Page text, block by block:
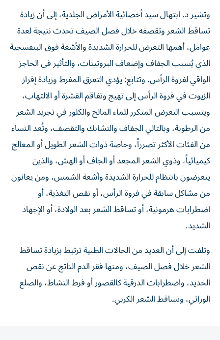
وتشير د. ابتهال سيد أخصائية الأمراض الجلدية، إلى أن زيادة
تساقط الشعر وتقصفه خلال فصل الصيف تحدث نتيجة لعدة
عوامل، أهمها التعرض للحرارة الشديدة والأشعة فوق البنفسجية
الذي يُسبب الجفاف وإضعاف البروتينات، والتأثير في الحاجز
الواقي لفروة الرأس. وتتابع: يؤدي التعرق المفرط وزيادة إفراز
الزيوت في فروة الرأس إلى تهيج وتفاقم القشرة أو الالتهاب،
ويتسبب التعرض المتكرر للماء المالح والكلور في تجريد الشعر
من الرطوبة، وبالتالي الجفاف والتشابك والتقصف، وتُعد النساء
من الفئات الأكثر تضرراً، وخاصة ذوات الشعر الطويل أو المعالج
كيميائياً، وذوي الشعر المجعد أو الجاف أو الهش، والذين
يتعرضون بانتظام للحرارة الشديدة وأشعة الشمس، ومن يعانون
من مشاكل سابقة في فروة الرأس، أو نقص التغذية، أو
اضطرابات هرمونية، أو تساقط الشعر بعد الولادة، أو الإجهاد
الشديد.
وتلفت إلى أن العديد من الحالات الطبية ترتبط بزيادة تساقط
الشعر خلال فصل الصيف، ومنها فقر الدم الناتج عن نقص
الحديد، واضطرابات الدرقية كالقصور أو فرط النشاط، والصلع
الوراثي، وتساقط الشعر الكربي.